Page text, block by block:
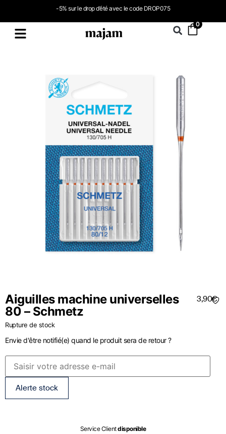
-5% sur le drop d’été avec le code DROP075
0
Aiguilles machine universelles
80 – Schmetz
3,90€
Rupture de stock
Envie d'être notifié(e) quand le produit sera de retour ?
Alerte stock
Service Clientdisponible